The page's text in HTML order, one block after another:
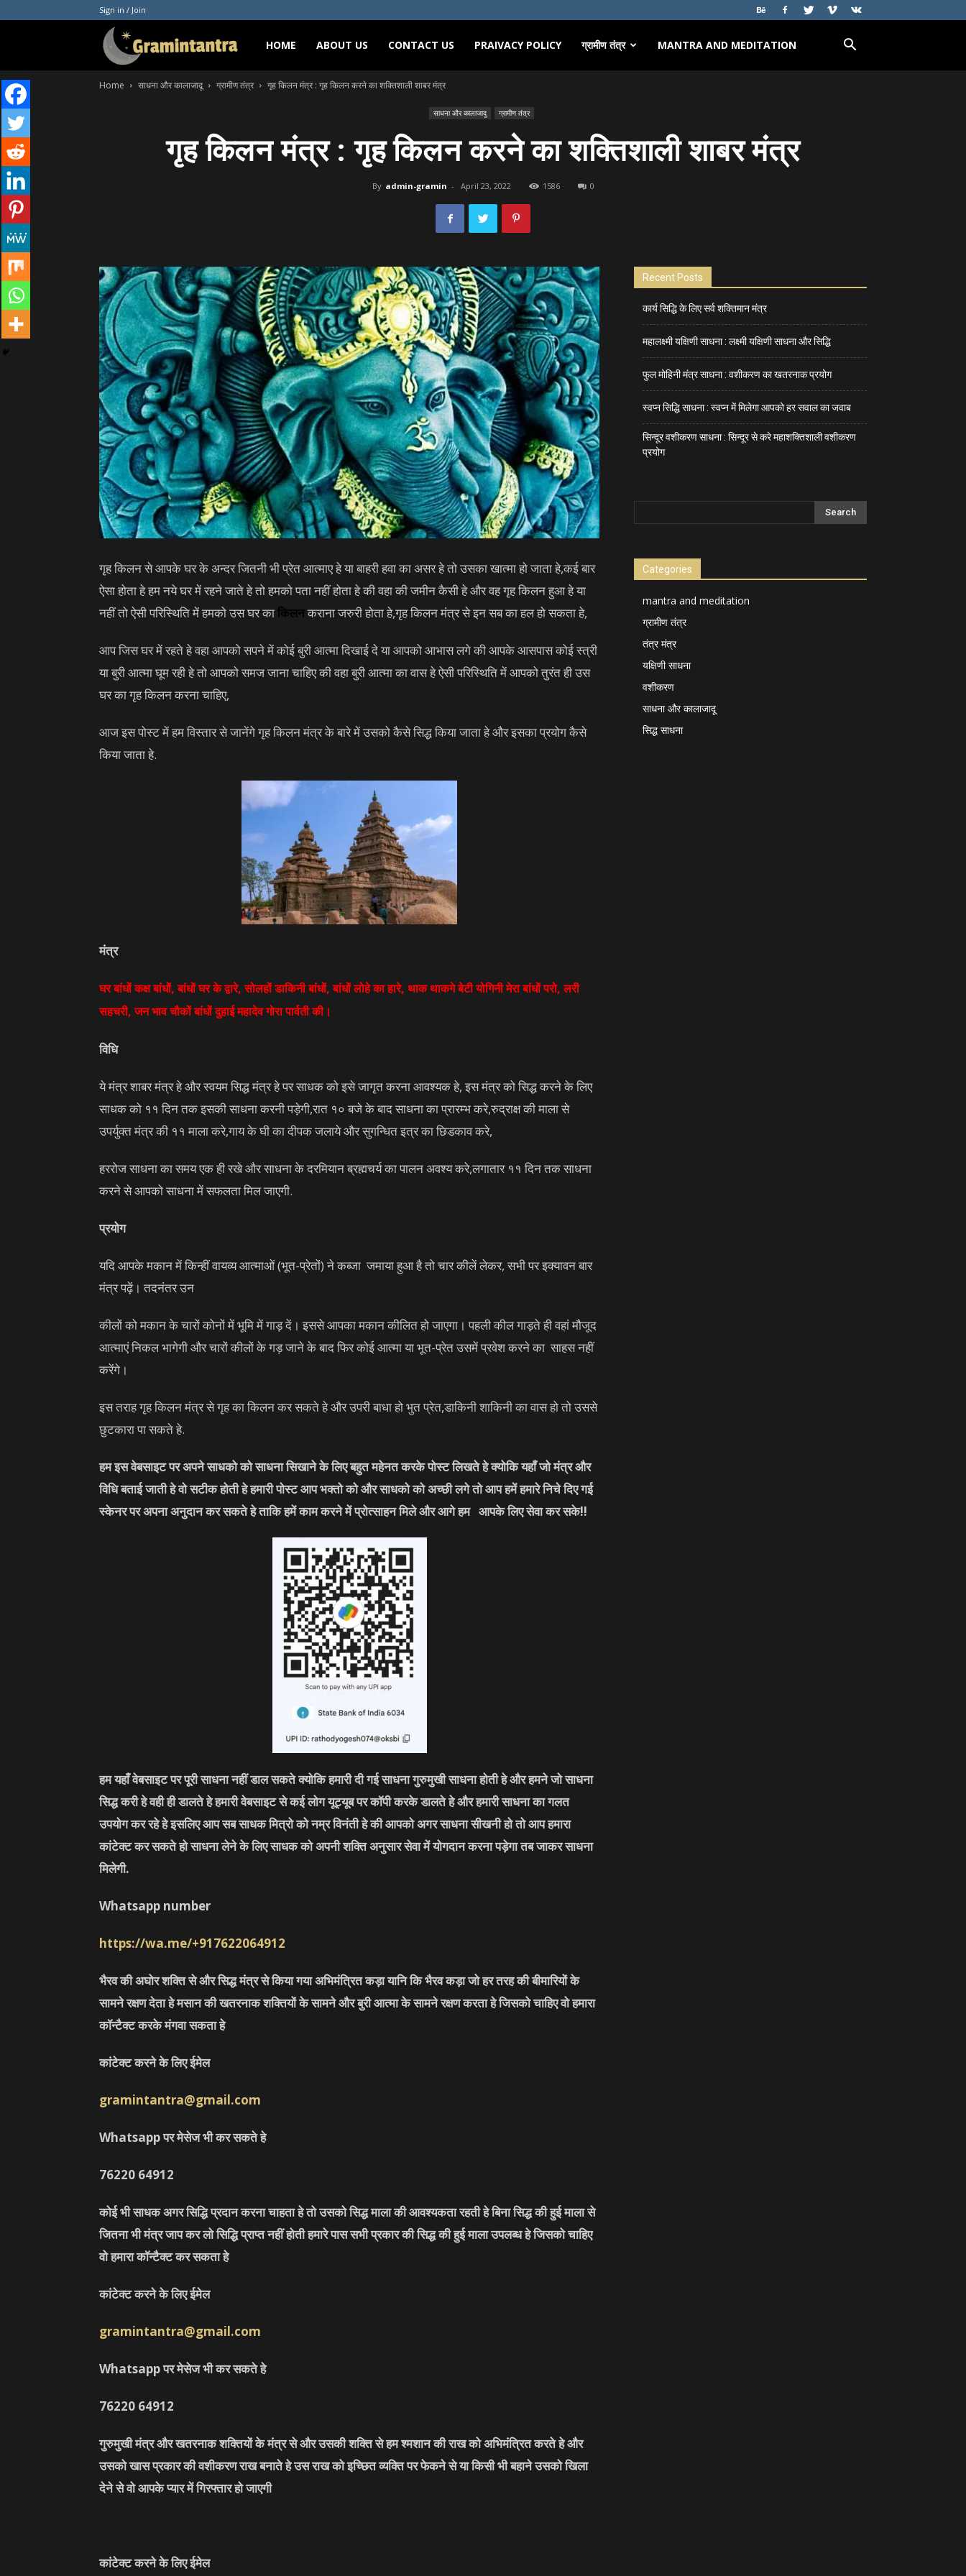
Sign in / Join
Gramintantra
HOME ABOUT US CONTACT US PRAIVACY POLICY ग्रामीण तंत्र MANTRA AND MEDITATION
Home साधना और कालाजादू ग्रामीण तंत्र गृह किलन मंत्र : गृह किलन करने का शक्तिशाली शाबर मंत्र
साधना और कालाजादू ग्रामीण तंत्र
गृह किलन मंत्र : गृह किलन करने का शक्तिशाली शाबर मंत्र
By admin-gramin - April 23, 2022 1586 0
गृह किलन से आपके घर के अन्दर जितनी भी प्रेत आत्माए हे या बाहरी हवा का असर हे तो उसका खात्मा हो जाता हे,कई बार
ऐसा होता हे हम नये घर में रहने जाते हे तो हमको पता नहीं होता हे की वहा की जमीन कैसी हे और वह गृह किलन हुआ हे या
नहीं तो ऐसी परिस्थिति में हमको उस घर काकिलनकराना जरुरी होता हे,गृह किलन मंत्र से इन सब का हल हो सकता हे,
आप जिस घर में रहते हे वहा आपको सपने में कोई बुरी आत्मा दिखाई दे या आपको आभास लगे की आपके आसपास कोई स्त्री
या बुरी आत्मा घूम रही हे तो आपको समज जाना चाहिए की वहा बुरी आत्मा का वास हे ऐसी परिस्थिति में आपको तुरंत ही उस
घर का गृह किलन करना चाहिए,
आज इस पोस्ट में हम विस्तार से जानेंगे गृह किलन मंत्र के बारे में उसको कैसे सिद्ध किया जाता हे और इसका प्रयोग कैसे
किया जाता हे.
मंत्र
घर बांधों कक्ष बांधों, बांधों घर के द्वारे, सोलहों डाकिनी बांधों, बांधों लोहे का हारे, थाक थाकगे बेटी योगिनी मेरा बांधों परो, लरी
सहचरी, जन भाव चौकों बांधों दुहाई महादेव गोरा पार्वती की।
विधि
ये मंत्र शाबर मंत्र हे और स्वयम सिद्ध मंत्र हे पर साधक को इसे जागृत करना आवश्यक हे, इस मंत्र को सिद्ध करने के लिए
साधक को ११ दिन तक इसकी साधना करनी पड़ेगी,रात १० बजे के बाद साधना का प्रारम्भ करे,रुद्राक्ष की माला से
उपर्युक्त मंत्र की ११ माला करे,गाय के घी का दीपक जलाये और सुगन्धित इत्र का छिडकाव करे,
हररोज साधना का समय एक ही रखे और साधना के दरमियान ब्रह्मचर्य का पालन अवश्य करे,लगातार ११ दिन तक साधना
करने से आपको साधना में सफलता मिल जाएगी.
प्रयोग
यदि आपके मकान में किन्हीं वायव्य आत्माओं (भूत-प्रेतों) ने कब्जा जमाया हुआ है तो चार कीलें लेकर, सभी पर इक्यावन बार
मंत्र पढ़ें। तदनंतर उन
कीलों को मकान के चारों कोनों में भूमि में गाड़ दें। इससे आपका मकान कीलित हो जाएगा। पहली कील गाड़ते ही वहां मौजूद
आत्माएं निकल भागेगी और चारों कीलों के गड़ जाने के बाद फिर कोई आत्मा या भूत-प्रेत उसमें प्रवेश करने का साहस नहीं
करेंगे।
इस तराह गृह किलन मंत्र से गृह का किलन कर सकते हे और उपरी बाधा हो भुत प्रेत,डाकिनी शाकिनी का वास हो तो उससे
छुटकारा पा सकते हे.
हम इस वेबसाइट पर अपने साधको को साधना सिखाने के लिए बहुत महेनत करके पोस्ट लिखते हे क्योकि यहाँ जो मंत्र और
विधि बताई जाती हे वो सटीक होती हे हमारी पोस्ट आप भक्तो को और साधको को अच्छी लगे तो आप हमें हमारे निचे दिए गई
स्केनर पर अपना अनुदान कर सकते हे ताकि हमें काम करने में प्रोत्साहन मिले और आगे हम आपके लिए सेवा कर सके!!
हम यहाँ वेबसाइट पर पूरी साधना नहीं डाल सकते क्योकि हमारी दी गई साधना गुरुमुखी साधना होती हे और हमने जो साधना
सिद्ध करी हे वही ही डालते हे हमारी वेबसाइट से कई लोग यूट्यूब पर कॉपी करके डालते हे और हमारी साधना का गलत
उपयोग कर रहे हे इसलिए आप सब साधक मित्रो को नम्र विनंती हे की आपको अगर साधना सीखनी हो तो आप हमारा
कांटेक्ट कर सकते हो साधना लेने के लिए साधक को अपनी शक्ति अनुसार सेवा में योगदान करना पड़ेगा तब जाकर साधना
मिलेगी.
Whatsapp number
https://wa.me/+917622064912
भैरव की अघोर शक्ति से और सिद्ध मंत्र से किया गया अभिमंत्रित कड़ा यानि कि भैरव कड़ा जो हर तरह की बीमारियों के
सामने रक्षण देता हे मसान की खतरनाक शक्तियों के सामने और बुरी आत्मा के सामने रक्षण करता हे जिसको चाहिए वो हमारा
कॉन्टैक्ट करके मंगवा सकता हे
कांटेक्ट करने के लिए ईमेल
gramintantra@gmail.com
Whatsapp पर मेसेज भी कर सकते हे
76220 64912
कोई भी साधक अगर सिद्धि प्रदान करना चाहता हे तो उसको सिद्ध माला की आवश्यकता रहती हे बिना सिद्ध की हुई माला से
जितना भी मंत्र जाप कर लो सिद्धि प्राप्त नहीं होती हमारे पास सभी प्रकार की सिद्ध की हुई माला उपलब्ध हे जिसको चाहिए
वो हमारा कॉन्टैक्ट कर सकता हे
कांटेक्ट करने के लिए ईमेल
gramintantra@gmail.com
Whatsapp पर मेसेज भी कर सकते हे
76220 64912
गुरुमुखी मंत्र और खतरनाक शक्तियों के मंत्र से और उसकी शक्ति से हम श्मशान की राख को अभिमंत्रित करते हे और
उसको खास प्रकार की वशीकरण राख बनाते हे उस राख को इच्छित व्यक्ति पर फेकने से या किसी भी बहाने उसको खिला
देने से वो आपके प्यार में गिरफ्तार हो जाएगी
कांटेक्ट करने के लिए ईमेल
Recent Posts
कार्य सिद्धि के लिए सर्व शक्तिमान मंत्र
महालक्ष्मी यक्षिणी साधना : लक्ष्मी यक्षिणी साधना और सिद्धि
फुल मोहिनी मंत्र साधना : वशीकरण का खतरनाक प्रयोग
स्वप्न सिद्धि साधना : स्वप्न में मिलेगा आपको हर सवाल का जवाब
सिन्दूर वशीकरण साधना : सिन्दूर से करे महाशक्तिशाली वशीकरण
प्रयोग
Categories
mantra and meditation
ग्रामीण तंत्र
तंत्र मंत्र
यक्षिणी साधना
वशीकरण
साधना और कालाजादू
सिद्ध साधना